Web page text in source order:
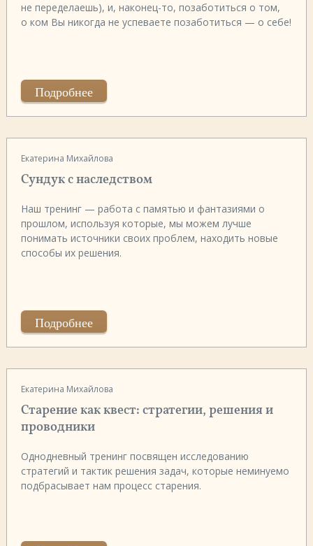
не переделаешь), и, наконец-то, позаботиться о том,
о ком Вы никогда не успеваете позаботиться — о себе!
Подробнее
Екатерина Михайлова
Сундук с наследством
Наш тренинг — работа с памятью и фантазиями о
прошлом, используя которые, мы можем лучше
понимать источники своих проблем, находить новые
способы их решения.
Подробнее
Екатерина Михайлова
Старение как квест: стратегии, решения и
проводники
Однодневный тренинг посвящен исследованию
стратегий и тактик решения задач, которые неминуемо
подбрасывает нам процесс старения.